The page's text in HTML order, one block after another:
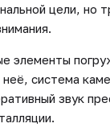
цели, но
элементы
неё, система
звук